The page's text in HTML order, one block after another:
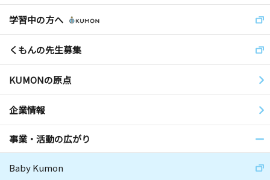
学習中の方へ
くもんの先生募集
KUMONの原点
企業情報
事業・活動の広がり
Baby Kumon